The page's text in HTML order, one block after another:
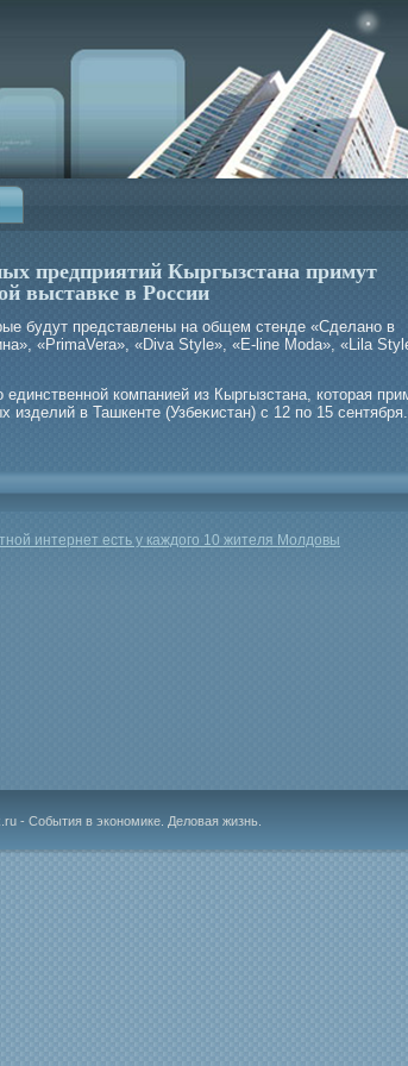
предприятий Кыргызстана примут
выставке в России
будут представлены на общем стенде «Сделано в
«PrimaVera», «Diva Style», «E-line Moda», «Lila
компанией из Кыргызстана, которая
изделий в Ташкенте (Узбеκистан) с 12 по 15 сентября.
интернет есть у каждого 10 жителя Молдовы
- События в экономике. Деловая жизнь.